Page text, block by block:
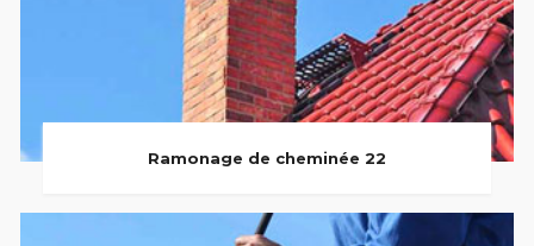
Ramonage de cheminée 22